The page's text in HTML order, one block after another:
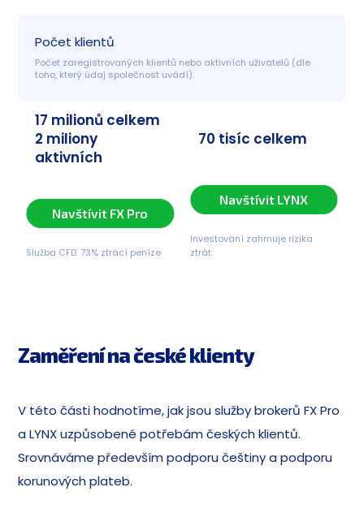
Počet klientů
Počet zaregistrovaných klientů nebo aktivních uživatelů (dle
toho, který údaj společnost uvádí).
17 milionů celkem
2 miliony
aktivních
70 tisíc celkem
Navštívit FX Pro
Služba CFD. 73% ztrácí peníze
Navštívit LYNX
Investování zahrnuje rizika
ztrát.
Zaměření na české klienty
V této části hodnotíme, jak jsou služby brokerů FX Pro
a LYNX uzpůsobené potřebám českých klientů.
Srovnáváme především podporu češtiny a podporu
korunových plateb.